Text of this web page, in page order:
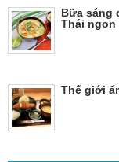
Bữa sáng
Thái ngon
Thế giới